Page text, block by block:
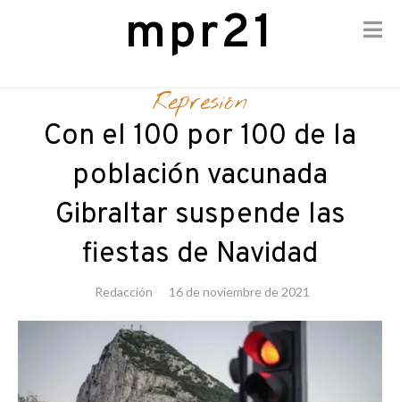
mpr21
Represión
Con el 100 por 100 de la
población vacunada
Gibraltar suspende las
fiestas de Navidad
Redacción 16 de noviembre de 2021